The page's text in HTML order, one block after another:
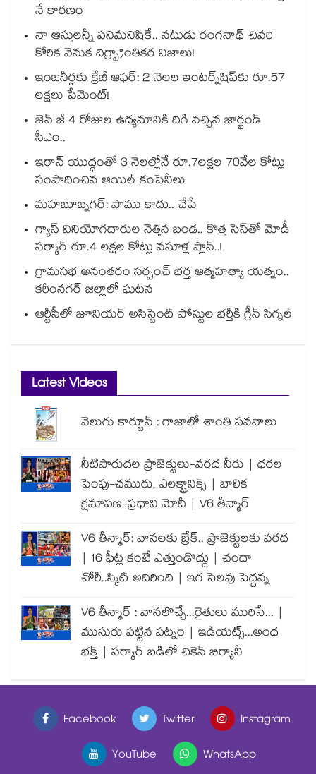
నే కారణం
నా ఆస్తులన్నీ పనిమనిషికే.. నటుడు రంగనాథ్ చివరి
కోరిక వెనుక దిగ్భ్రాంతికర నిజాలు!
ఇంజనీర్లకు క్రేజీ ఆఫర్: 2 నెలల ఇంటర్న్‌షిప్‌కు రూ.57
లక్షలు పేమెంట్!
జెన్ జీ 4 రోజుల ఉద్యమానికి దిగి వచ్చిన జార్ఖండ్
సీఎం..
ఇరాన్ యుద్ధంతో 3 నెలల్లోనే రూ.7లక్షల 70వేల కోట్లు
సంపాదించిన ఆయిల్ కంపెనీలు
మహబూబ్నగర్: పాము కాదు.. చేపే
గ్యాస్ వినియోగదారుల నెత్తిన బండ.. కొత్త సెస్‌తో మోడీ
సర్కార్ రూ.4 లక్షల కోట్లు వసూళ్ల ప్లాన్..!
గ్రామసభ అనంతరం సర్పంచ్ భర్త ఆత్మహత్యా యత్నం..
కరీంనగర్ జిల్లాలో ఘటన
ఆర్టీసీలో జూనియర్ అసిస్టెంట్‌‌ పోస్టుల భర్తీకి గ్రీన్‌‌ సిగ్నల్
Latest Videos
వెలుగు కార్టూన్ : గాజాలో శాంతి పవనాలు
నీటిపారుదల ప్రాజెక్టులు-వరద నీరు | ధరల
పెంపు-చమురు, ఎలక్ట్రానిక్స్ | బాలిక
క్షమాపణ-ప్రధాని మోదీ | V6 తీన్మార్
V6 తీన్మార్: వానలకు బ్రేక్.. ప్రాజెక్టులకు వరద
| 16 ఫీట్ల కంటే ఎత్తుండొద్దు | చందా
చోరీ..స్కిట్ అదిరింది | ఇగ సెలవు పెద్దన్న
V6 తీన్మార్ : వానలొచ్చే...రైతులు మురిసే... |
ముసురు పట్టిన పట్నం | ఇడియట్స్...అంధ
భక్త్ | సర్కార్ బడిలో చికెన్ బిర్యానీ
Facebook Twitter
Instagram
YouTube
WhatsApp